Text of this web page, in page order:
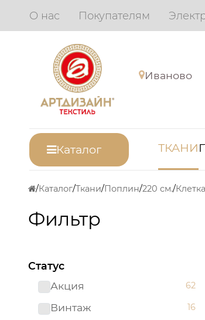
О нас Покупателям
Иваново
Каталог ТКАНИ
Каталог Ткани Поплин 220 см. Клетка
Фильтр
Статус
Акция
62
Винтаж 16